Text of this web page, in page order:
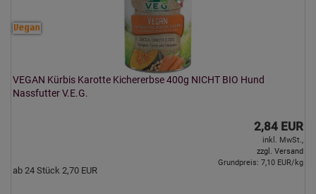
VEGAN Kürbis Karotte Kichererbse 400g NICHT BIO Hund
Nassfutter V.E.G.
2,84 EUR
inkl. MwSt.,
zzgl. Versand
ab 24 Stück 2,70 EUR
Grundpreis: 7,10 EUR/kg